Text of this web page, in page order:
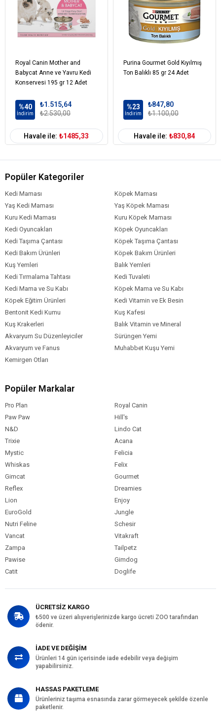
Kedi Maması
İçerik
Tavuk
Kedi Maması
101-500 gr
Kedi Maması
Kampanya
Çoklu Paket
Kedi Maması
Kıvam
Kedi Irk Özelliği Tümüne Uygun
Royal Canin Mother and
Babycat Anne ve Yavru Kedi
Konservesi 195 gr 12 Adet
%40
İndirim
₺1.515,64
₺2.530,00
Havale ile: ₺1485,33
Purina Gourmet Gold Kıyılmış
Ton Balıklı 85 gr 24 Adet
%23
İndirim
₺847,80
₺1.100,00
Havale ile: ₺830,84
Popüler Kategoriler
Kedi Maması
Köpek Maması
Yaş Kedi Maması
Yaş Köpek Maması
Kuru Kedi Maması
Kuru Köpek Maması
Kedi Oyuncakları
Köpek Oyuncakları
Kedi Taşıma Çantası
Köpek Taşıma Çantası
Kedi Bakım Ürünleri
Köpek Bakım Ürünleri
Kuş Yemleri
Balık Yemleri
Kedi Tırmalama Tahtası
Kedi Tuvaleti
Kedi Mama ve Su Kabı
Köpek Mama ve Su Kabı
Köpek Eğitim Ürünleri
Kedi Vitamin ve Ek Besin
Bentonit Kedi Kumu
Kuş Kafesi
Kuş Krakerleri
Balık Vitamin ve Mineral
Akvaryum Su Düzenleyiciler
Sürüngen Yemi
Akvaryum ve Fanus
Muhabbet Kuşu Yemi
Kemirgen Otları
Popüler Markalar
Pro Plan
Royal Canin
Paw Paw
Hill's
N&D
Lindo Cat
Trixie
Acana
Mystic
Felicia
Whiskas
Felix
Gimcat
Gourmet
Reflex
Dreamies
Lion
Enjoy
EuroGold
Jungle
Nutri Feline
Schesir
Vancat
Vitakraft
Zampa
Tailpetz
Pawise
Gimdog
Catit
Doglife
ÜCRETSİZ KARGO
₺500 ve üzeri alışverişlerinizde kargo ücreti ZOO tarafından
ödenir.
İADE VE DEĞİŞİM
Ürünleri 14 gün içerisinde iade edebilir veya değişim
yapabilirsiniz.
HASSAS PAKETLEME
Ürünleriniz taşıma esnasında zarar görmeyecek şekilde özenle
paketlenir.